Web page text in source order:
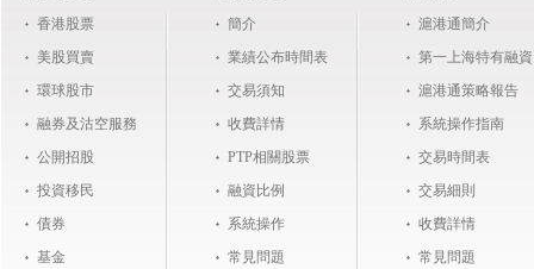
香港股票
美股買賣
環球股市
融券及沽空服務
公開招股
投資移民
債券
基金
簡介
業績公布時間表
交易須知
收費詳情
PTP相關股票
融資比例
系統操作
常見問題
滬港通簡介
第一上海特有融資
滬港通策略報告
系統操作指南
交易時間表
交易細則
收費詳情
常見問題